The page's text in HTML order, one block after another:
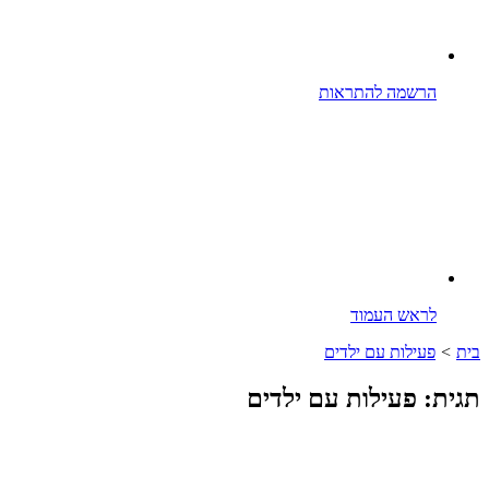
הרשמה להתראות
לראש העמוד
בית > פעילות עם ילדים
תגית: פעילות עם ילדים